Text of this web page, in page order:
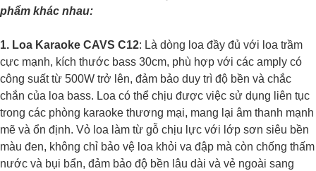
phẩm khác nhau:
1. Loa Karaoke CAVS C12: Là dòng loa đầy đủ với loa trầm
cực mạnh, kích thước bass 30cm, phù hợp với các amply có
công suất từ 500W trở lên, đảm bảo duy trì độ bền và chắc
chắn của loa bass. Loa có thể chịu được việc sử dụng liên tục
trong các phòng karaoke thương mại, mang lại âm thanh mạnh
mẽ và ổn định. Vỏ loa làm từ gỗ chịu lực với lớp sơn siêu bền
màu đen, không chỉ bảo vệ loa khỏi va đập mà còn chống thấm
nước và bụi bẩn, đảm bảo độ bền lâu dài và vẻ ngoài sang